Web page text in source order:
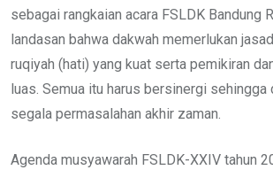
sebagai rangkaian acara FSLDK Bandung
landasan bahwa dakwah memerlukan
ruqiyah (hati) yang kuat serta pemikiran
luas. Semua itu harus bersinergi sehingga
segala permasalahan akhir zaman.
Agenda musyawarah FSLDK-XXIV tahun